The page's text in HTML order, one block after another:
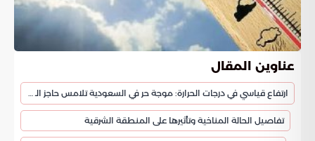
عناوين المقال
ارتفاع قياسي في درجات الحرارة: موجة حر في السعودية تلامس حاجز الـ 50 مئوية
تفاصيل الحالة المناخية وتأثيرها على المنطقة الشرقية